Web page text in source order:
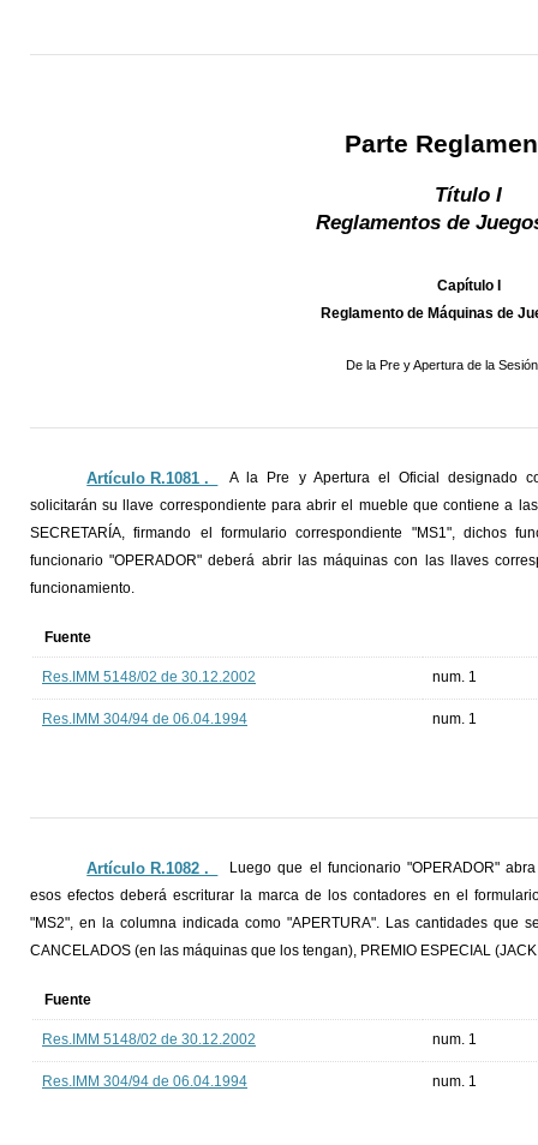
Parte
Título I
Reglamentos de
Capítulo I
Reglamento de Máquinas de
De la Pre y Apertura de la
Artículo R.1081 ._
A la Pre y Apertura el Oficial designado
solicitarán su llave correspondiente para abrir el mueble que contiene a
SECRETARÍA, firmando el formulario correspondiente "MS1", dichos
funcionario "OPERADOR" deberá abrir las máquinas con las llaves
funcionamiento.
Fuente
Res.IMM 5148/02 de 30.12.2002 num. 1
Res.IMM 304/94 de 06.04.1994 num. 1
Artículo R.1082 ._
Luego que el funcionario "OPERADOR"
esos efectos deberá escriturar la marca de los contadores en el
"MS2", en la columna indicada como "APERTURA". Las cantidades que
CANCELADOS (en las máquinas que los tengan), PREMIO ESPECIAL
Fuente
Res.IMM 5148/02 de 30.12.2002 num. 1
Res.IMM 304/94 de 06.04.1994 num. 1